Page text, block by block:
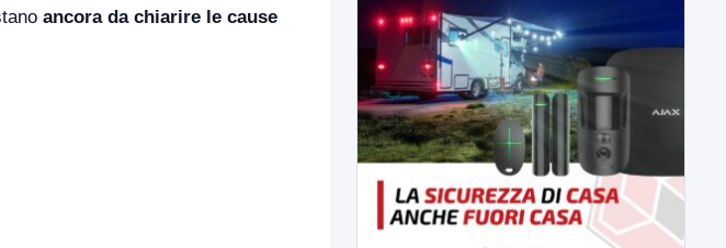
ancora da chiarire le cause